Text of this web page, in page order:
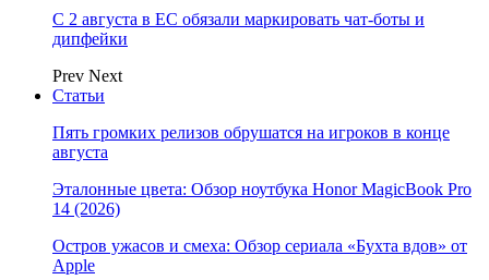
С 2 августа в ЕС обязали маркировать чат-боты и
дипфейки
Prev Next
Статьи
Пять громких релизов обрушатся на игроков в конце
августа
Эталонные цвета: Обзор ноутбука Honor MagicBook Pro
14 (2026)
Остров ужасов и смеха: Обзор сериала «Бухта вдов» от
Apple